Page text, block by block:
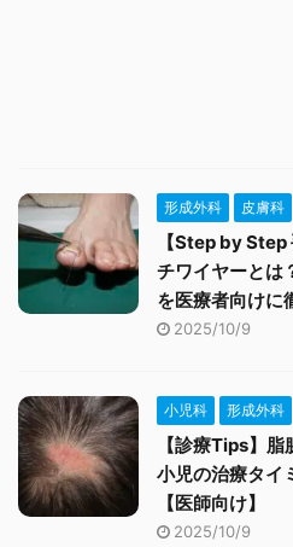
形成外科 皮膚科
【Step by
チワイヤーとは
を医療者向けに
2025/10/9
小児科 形成外科
【診療Tips】
小児の治療タイ
【医師向け】
2025/10/9